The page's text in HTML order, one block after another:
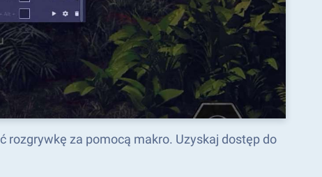
rozgrywkę za pomocą makro. Uzyskaj dostęp do